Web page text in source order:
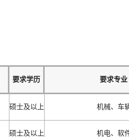
要求学历 要求专业
硕士及以上 机械、车
硕士及以上 机电、软